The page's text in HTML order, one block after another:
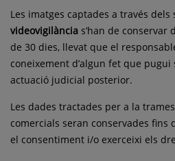
Les imatges captades a través dels
videovigilància s’han de
de 30 dies, llevat que el
coneixement d’algun fet que
actuació judicial posterior.
Les dades tractades per a la
comercials seran conservades fins
el consentiment i/o exerceixi els